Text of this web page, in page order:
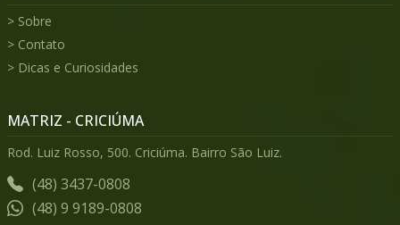
Sobre
Contato
Dicas e Curiosidades
MATRIZ - CRICIÚMA
Rod. Luiz Rosso, 500. Criciúma. Bairro São Luiz.
(48) 3437-0808
(48) 9 9189-0808